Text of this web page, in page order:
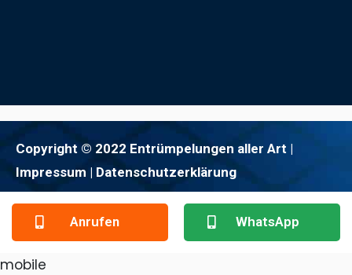
Copyright © 2022 Entrümpelungen aller Art |
Impressum | Datenschutzerklärung
Anrufen WhatsApp